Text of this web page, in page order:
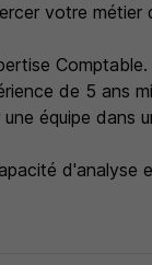
votre
Comptable.
de 5 ans
équipe dans
d'analyse